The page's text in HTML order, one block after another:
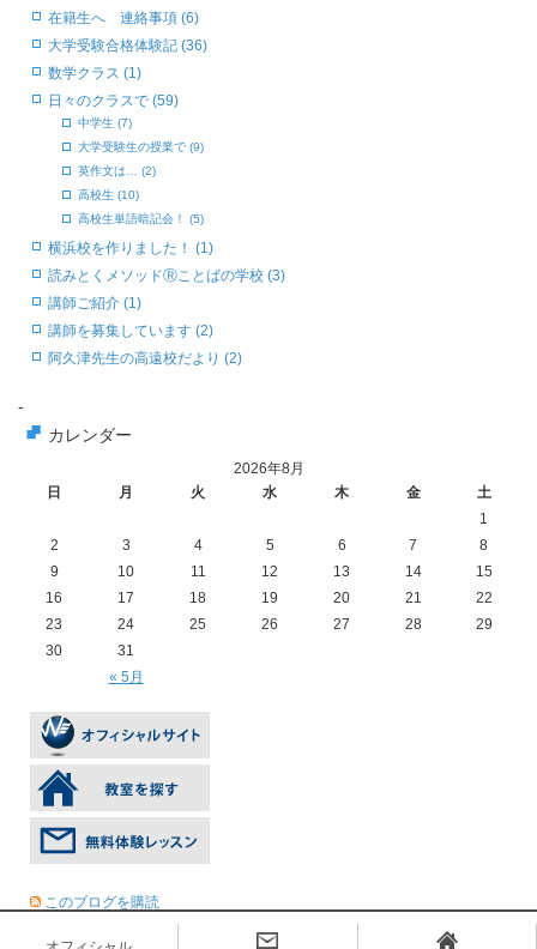
在籍生へ 連絡事項 (6)
大学受験合格体験記 (36)
数学クラス (1)
日々のクラスで (59)
中学生 (7)
大学受験生の授業で (9)
英作文は… (2)
高校生 (10)
高校生単語暗記会！ (5)
横浜校を作りました！ (1)
読みとくメソッドⓇことばの学校 (3)
講師ご紹介 (1)
講師を募集しています (2)
阿久津先生の高遠校だより (2)
-
カレンダー
2026年8月
日
月 火 水 木 金 土
« 5月
1
2
3 4 5 6 7
8
9
10 11 12 13 14
15
16
17 18 19 20 21
22
23
24 25 26 27 28
29
30
31
このブログを購読